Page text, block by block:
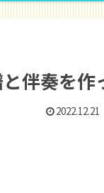
伴奏を作
2022.12.21